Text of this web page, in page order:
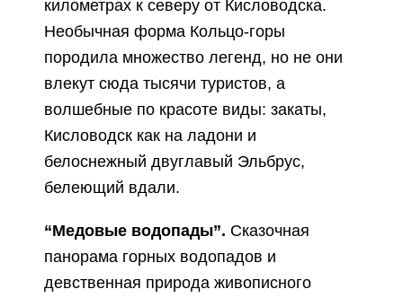
километрах к северу от Кисловодска.
Необычная форма Кольцо-горы
породила множество легенд, но не они
влекут сюда тысячи туристов, а
волшебные по красоте виды: закаты,
Кисловодск как на ладони и
белоснежный двуглавый Эльбрус,
белеющий вдали.
“Медовые водопады”. Сказочная
панорама горных водопадов и
девственная природа живописного